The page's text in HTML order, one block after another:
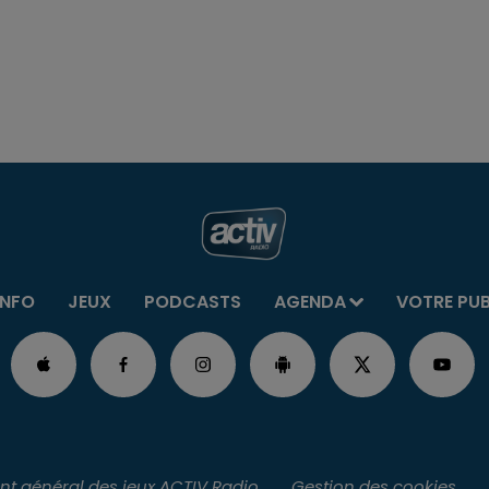
JEUX PODCASTS AGENDA VOTRE